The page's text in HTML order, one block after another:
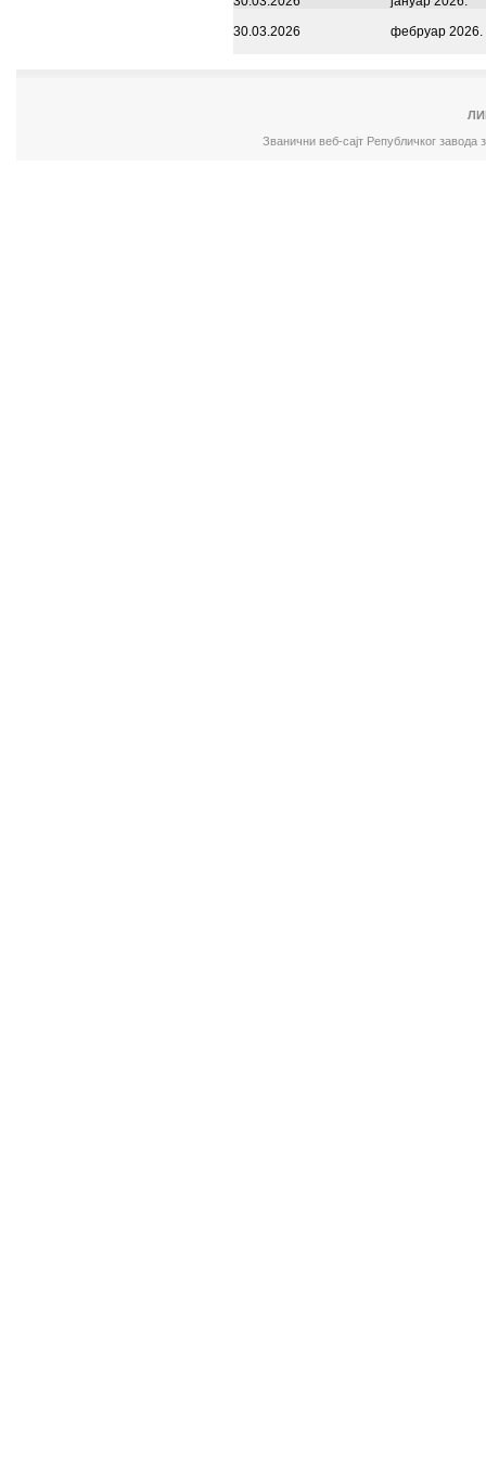
30.03.2026
фебруар 2026.
Званични веб-сајт Републичког